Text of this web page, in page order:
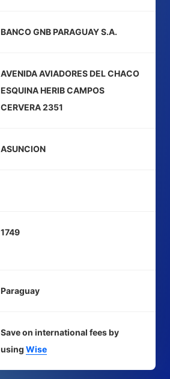
BANCO GNB PARAGUAY S.A.
AVENIDA AVIADORES DEL CHACO
ESQUINA HERIB CAMPOS
CERVERA 2351
ASUNCION
1749
Paraguay
Save on international fees by
using Wise